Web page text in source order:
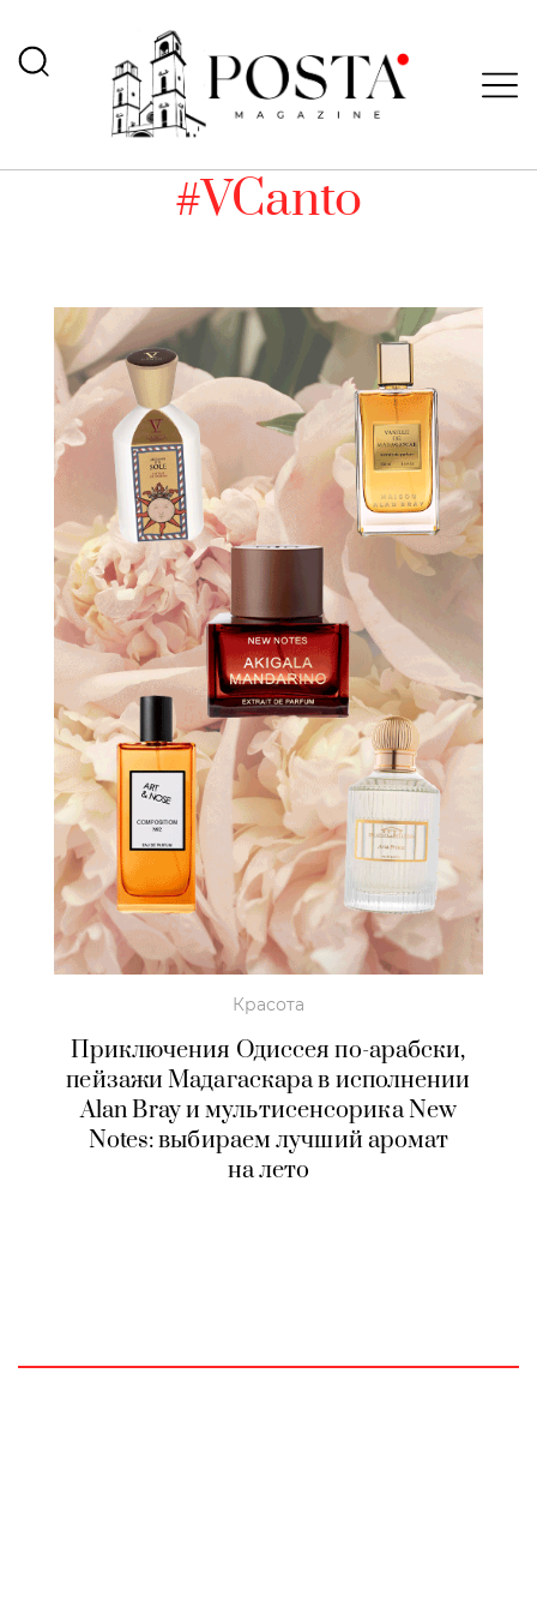
#VCanto
Красота
Приключения Одиссея по-арабски,
пейзажи Мадагаскара в исполнении
Alan Bray и мультисенсорика New
Notes: выбираем лучший аромат
на лето